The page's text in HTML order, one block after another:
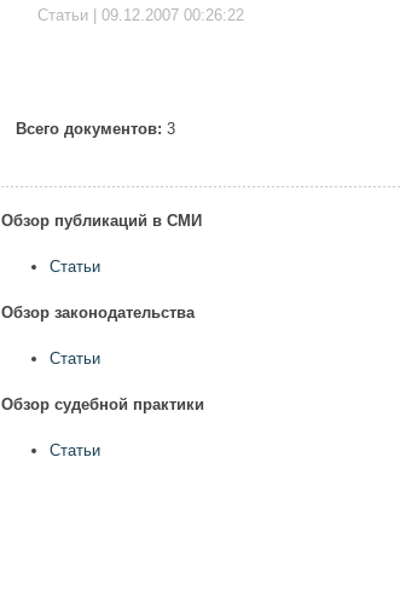
Статьи | 09.12.2007 00:26:22
Всего документов: 3
Обзор публикаций в СМИ
Статьи
Обзор законодательства
Статьи
Обзор судебной практики
Статьи